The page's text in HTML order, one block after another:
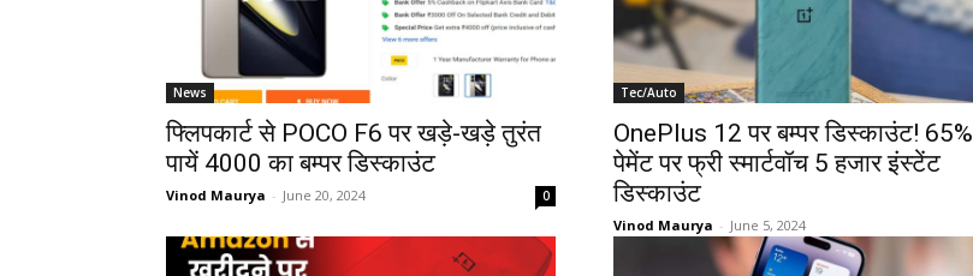
News
फ्लिपकार्ट से POCO F6 पर खड़े-खड़े तुरंत
पायें 4000 का बम्पर डिस्काउंट
Vinod Maurya - June 20, 2024 0
Tec/Auto
OnePlus 12 पर बम्पर डिस्काउंट! 65%
पेमेंट पर फ्री स्मार्टवॉच 5 हजार इंस्टेंट
डिस्काउंट
Vinod Maurya - June 5, 2024